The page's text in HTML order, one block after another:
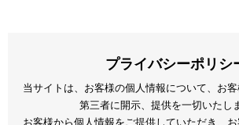
プライバシーポリシ
当サイトは、お客様の個人情報について、お
第三者に開示、提供を一切いたし
お客様から個人情報をご提供していただき、